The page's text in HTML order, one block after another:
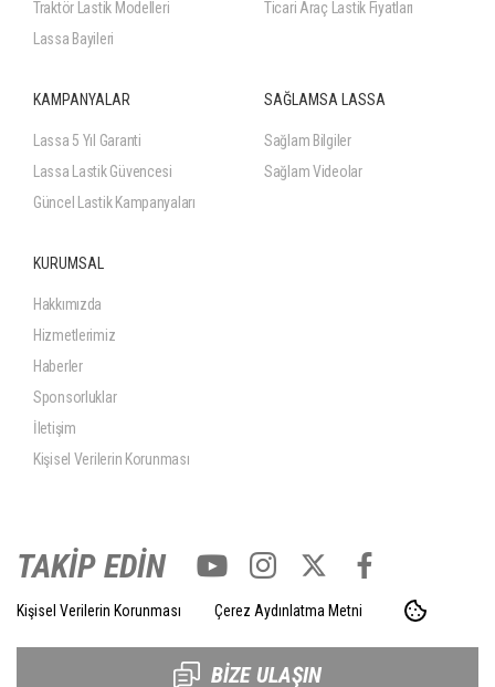
Traktör Lastik Modelleri
Lassa Bayileri
Ticari Araç Lastik Fiyatları
KAMPANYALAR
Lassa 5 Yıl Garanti
Lassa Lastik Güvencesi
Güncel Lastik Kampanyaları
SAĞLAMSA LASSA
Sağlam Bilgiler
Sağlam Videolar
KURUMSAL
Hakkımızda
Hizmetlerimiz
Haberler
Sponsorluklar
İletişim
Kişisel Verilerin Korunması
TAKİP EDİN
Kişisel Verilerin Korunması Çerez Aydınlatma Metni
BİZE ULAŞIN